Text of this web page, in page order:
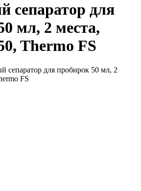
сепаратор для
мл, 2 места,
Thermo FS